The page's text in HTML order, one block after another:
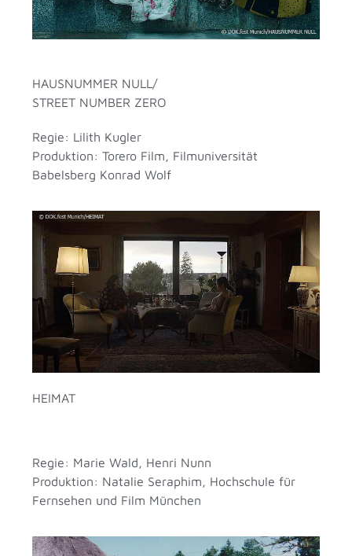
HAUSNUMMER NULL/
STREET NUMBER ZERO
Regie: Lilith Kugler
Produktion: Torero Film, Filmuniversität
Babelsberg Konrad Wolf
HEIMAT
Regie: Marie Wald, Henri Nunn
Produktion: Natalie Seraphim, Hochschule für
Fernsehen und Film München